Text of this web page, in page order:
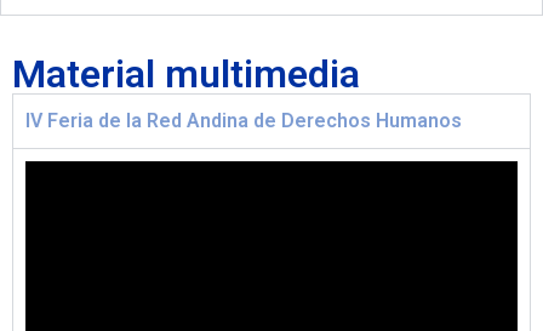
Material multimedia
IV Feria de la Red Andina de Derechos Humanos